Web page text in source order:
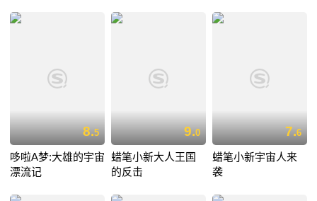
8.5
哆啦A梦:大雄的宇宙
漂流记
9.0
蜡笔小新大人王国
的反击
7.6
蜡笔小新宇宙人来
袭